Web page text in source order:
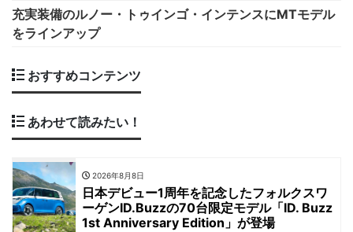
充実装備のルノー・トゥインゴ・インテンスにMTモデル
をラインアップ
おすすめコンテンツ
あわせて読みたい！
2026年8月8日
日本デビュー1周年を記念したフォルクスワ
ーゲンID.Buzzの70台限定モデル「ID. Buzz
1st Anniversary Edition」が登場